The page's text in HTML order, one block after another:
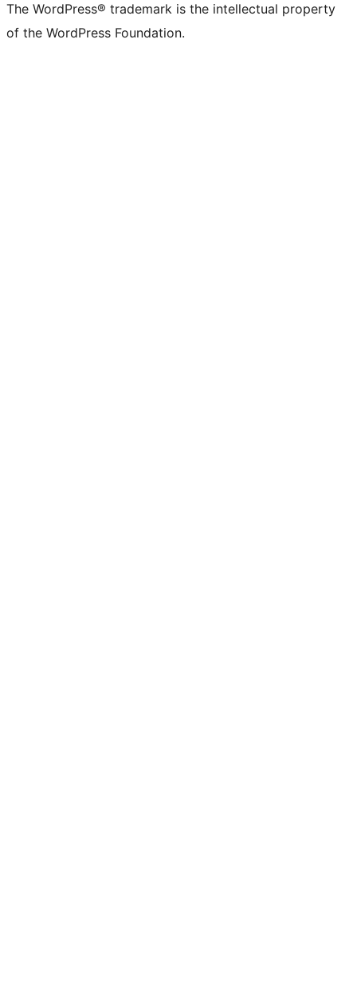
The WordPress® trademark is the intellectual property
of the WordPress Foundation.